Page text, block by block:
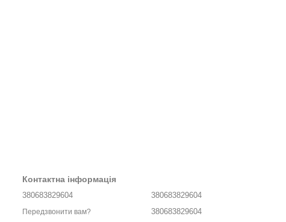
Контактна інформація
380683829604
Передзвонити вам?
380683829604
380683829604